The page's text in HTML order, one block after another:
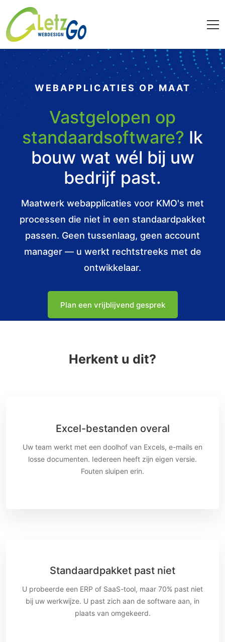
WEBAPPLICATIES OP MAAT
Vastgelopen op
standaardsoftware? Ik
bouw wat wél bij uw
bedrijf past.
Maatwerk webapplicaties voor KMO's met
processen die niet in een standaardpakket
passen. Geen tussenlaag, geen account
manager — u werkt rechtstreeks met de
ontwikkelaar.
Plan een vrijblijvend gesprek
Herkent u dit?
Excel-bestanden overal
Uw team werkt met een doolhof van Excels, e-mails en
losse documenten. Iedereen heeft zijn eigen versie.
Fouten sluipen erin.
Standaardpakket past niet
U probeerde een ERP of SaaS-tool, maar 70% past niet
bij uw werkwijze. U past zich aan de software aan, in
plaats van omgekeerd.